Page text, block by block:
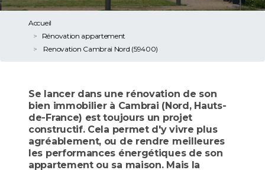
Accueil
Rénovation appartement
Renovation Cambrai Nord (59400)
Se lancer dans une rénovation de son
bien immobilier à Cambrai (Nord, Hauts-
de-France) est toujours un projet
constructif. Cela permet d'y vivre plus
agréablement, ou de rendre meilleures
les performances énergétiques de son
appartement ou sa maison. Mais la